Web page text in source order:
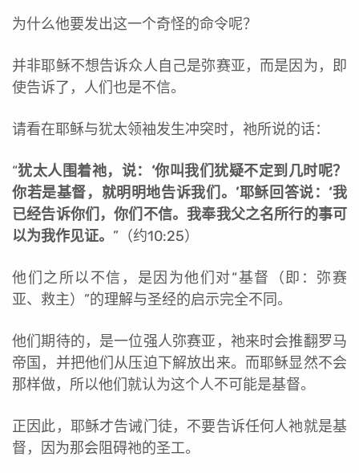
为什么他要发出这一个奇怪的命令呢？
并非耶稣不想告诉众人自己是弥赛亚，而是因为，即
使告诉了，人们也是不信。
请看在耶稣与犹太领袖发生冲突时，祂所说的话：
“犹太人围着祂，说：‘你叫我们犹疑不定到几时呢？
你若是基督，就明明地告诉我们。’耶稣回答说：‘我
已经告诉你们，你们不信。我奉我父之名所行的事可
以为我作见证。 ”（约10:25）
他们之所以不信，是因为他们对“基督（即：弥赛
亚、救主）”的理解与圣经的启示完全不同。
他们期待的，是一位强人弥赛亚，祂来时会推翻罗马
帝国，并把他们从压迫下解放出来。而耶稣显然不会
那样做，所以他们就认为这个人不可能是基督。
正因此，耶稣才告诫门徒，不要告诉任何人祂就是基
督，因为那会阻碍祂的圣工。